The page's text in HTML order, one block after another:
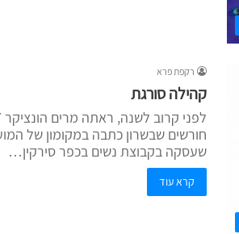
רקפת פרא
קהילה סורגת
חורשים שבשרון כתבה במקומון של
שעסקה בקבוצת נשים בכפר סירקין…
קרא עוד